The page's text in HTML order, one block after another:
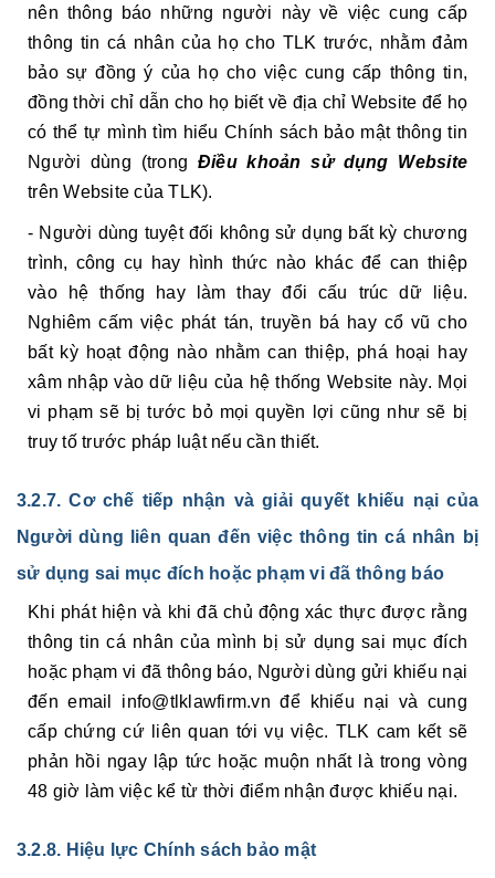
nên thông báo những người này về việc cung cấp
thông tin cá nhân của họ cho TLK trước, nhằm đảm
bảo sự đồng ý của họ cho việc cung cấp thông tin,
đồng thời chỉ dẫn cho họ biết về địa chỉ Website để họ
có thể tự mình tìm hiểu Chính sách bảo mật thông tin
Người dùng (trong Điều khoản sử dụng Website
trên Website của TLK).
- Người dùng tuyệt đối không sử dụng bất kỳ chương
trình, công cụ hay hình thức nào khác để can thiệp
vào hệ thống hay làm thay đổi cấu trúc dữ liệu.
Nghiêm cấm việc phát tán, truyền bá hay cổ vũ cho
bất kỳ hoạt động nào nhằm can thiệp, phá hoại hay
xâm nhập vào dữ liệu của hệ thống Website này. Mọi
vi phạm sẽ bị tước bỏ mọi quyền lợi cũng như sẽ bị
truy tố trước pháp luật nếu cần thiết.
3.2.7. Cơ chế tiếp nhận và giải quyết khiếu nại của
Người dùng liên quan đến việc thông tin cá nhân bị
sử dụng sai mục đích hoặc phạm vi đã thông báo
Khi phát hiện và khi đã chủ động xác thực được rằng
thông tin cá nhân của mình bị sử dụng sai mục đích
hoặc phạm vi đã thông báo, Người dùng gửi khiếu nại
đến email info@tlklawfirm.vn để khiếu nại và cung
cấp chứng cứ liên quan tới vụ việc. TLK cam kết sẽ
phản hồi ngay lập tức hoặc muộn nhất là trong vòng
48 giờ làm việc kể từ thời điểm nhận được khiếu nại.
3.2.8. Hiệu lực Chính sách bảo mật